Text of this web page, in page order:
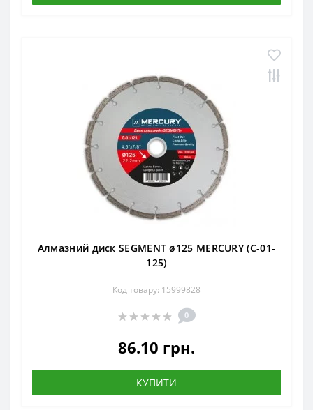
Алмазний диск SEGMENT ø125 MERCURY (С-01-
125)
Код товару: 15999828
0
86.10 грн.
КУПИТИ